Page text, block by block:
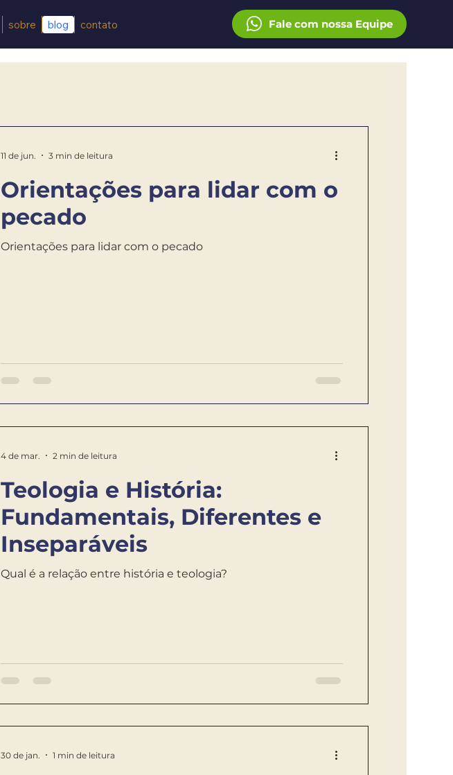
sobre blog contato Fale com nossa Equipe
Orientações para lidar com o
pecado
Orientações para lidar com o pecado
11 de jun. 3 min de leitura
Teologia e História:
Fundamentais, Diferentes e
Inseparáveis
Qual é a relação entre história e teologia?
4 de mar. 2 min de leitura
30 de jan. 1 min de leitura